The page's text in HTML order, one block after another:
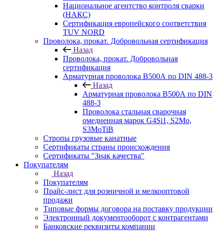
Национальное агентство контроля сварки
(НАКС)
Сертификация европейского соответствия
TUV NORD
Проволока, прокат. Добровольная сертификация
Назад
Проволока, прокат. Добровольная
сертификация
Арматурная проволока В500А по DIN 488-3
Назад
Арматурная проволока В500А по DIN
488-3
Проволока стальная сварочная
омедненная марок G4Si1, S2Mo,
S3MoTiB
Стропы грузовые канатные
Сертификаты страны происхождения
Сертификаты "Знак качества"
Покупателям
Назад
Покупателям
Прайс-лист для розничной и мелкооптовой
продажи
Типовые формы договора на поставку продукции
Электронный документооборот с контрагентами
Банковские реквизиты компании